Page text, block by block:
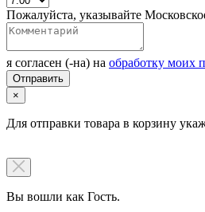
Пожалуйста, указывайте
я согласен (-на) на обработку моих
×
Для отправки товара в корзину
Вы вошли как Гость.